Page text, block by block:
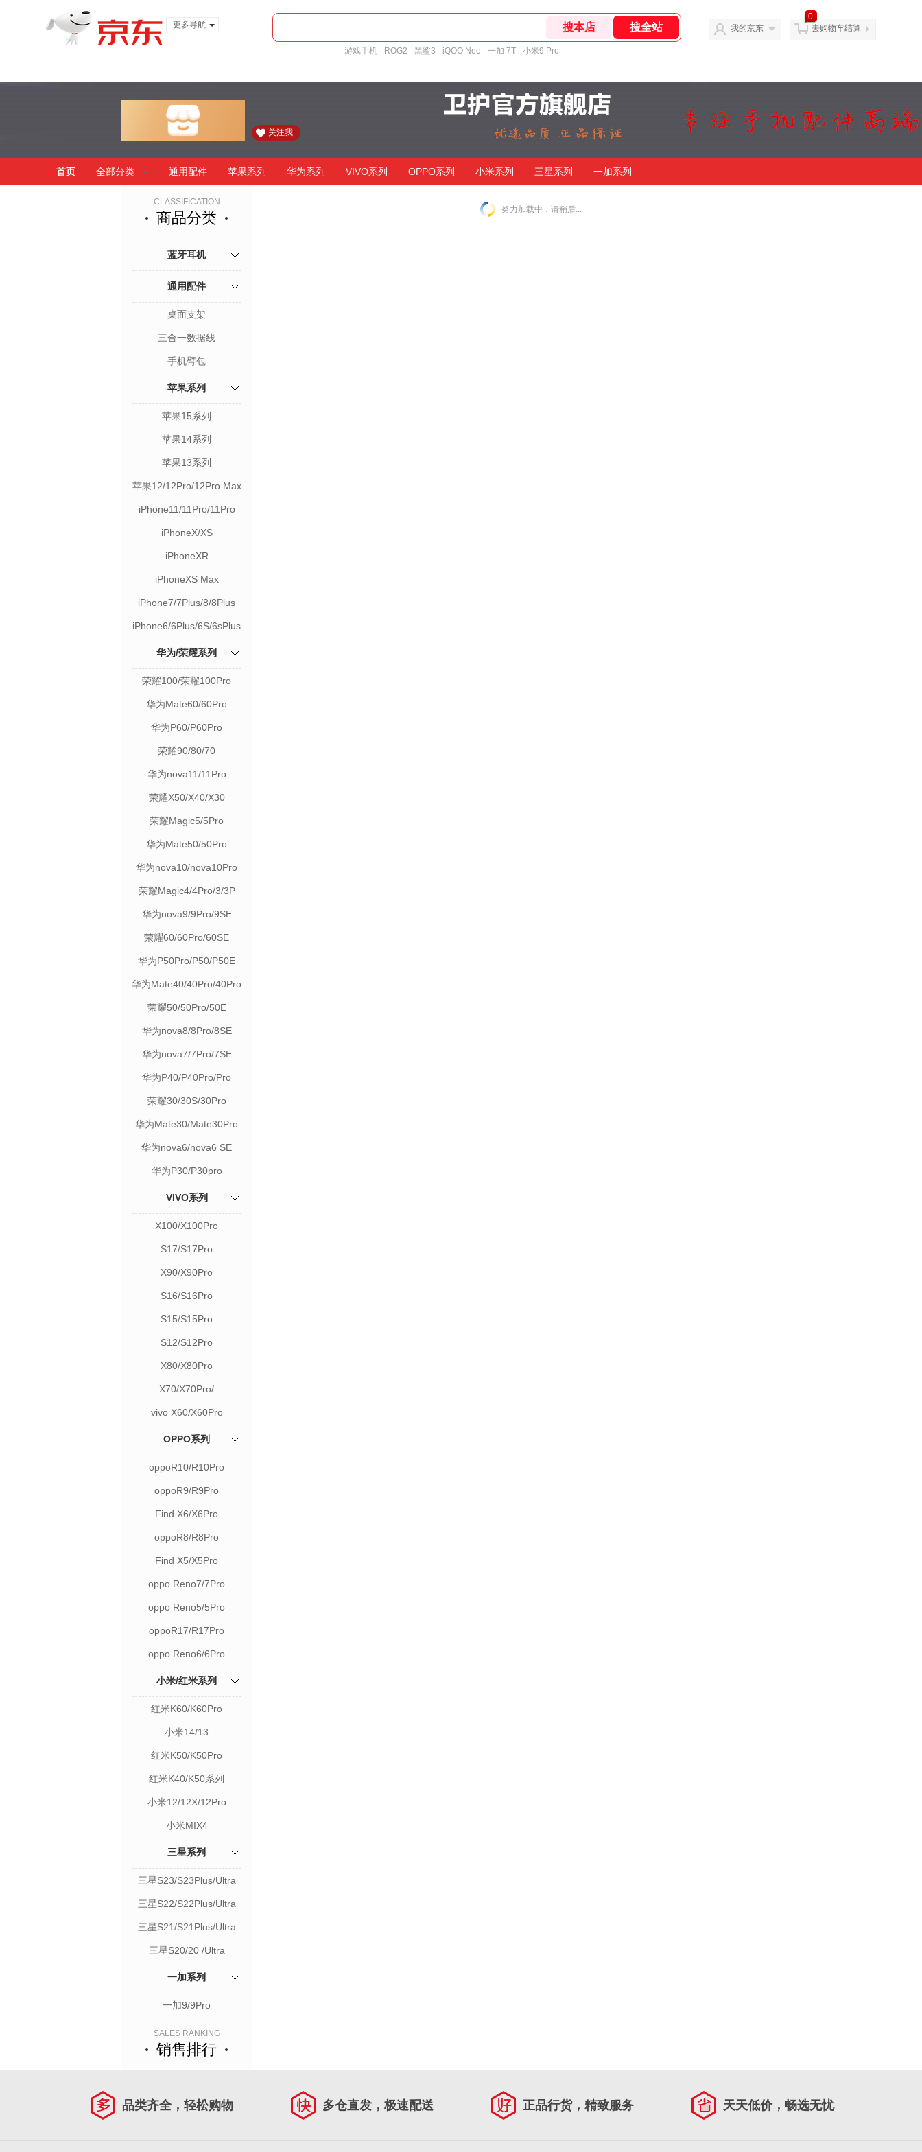
更多导航
游戏手机 ROG2 黑鲨3 iQOO Neo 一加 7T 小米9 Pro
我的京东
0
去购物车结算
关注我
首页 全部分类 通用配件 苹果系列 华为系列 VIVO系列 OPPO系列 小米系列 三星系列 一加系列
CLASSIFICATION
商品分类
蓝牙耳机
通用配件
桌面支架
三合一数据线
手机臂包
苹果系列
苹果15系列
苹果14系列
苹果13系列
苹果12/12Pro/12Pro Max
iPhone11/11Pro/11Pro
iPhoneX/XS
iPhoneXR
iPhoneXS Max
iPhone7/7Plus/8/8Plus
iPhone6/6Plus/6S/6sPlus
华为/荣耀系列
荣耀100/荣耀100Pro
华为Mate60/60Pro
华为P60/P60Pro
荣耀90/80/70
华为nova11/11Pro
荣耀X50/X40/X30
荣耀Magic5/5Pro
华为Mate50/50Pro
华为nova10/nova10Pro
荣耀Magic4/4Pro/3/3P
华为nova9/9Pro/9SE
荣耀60/60Pro/60SE
华为P50Pro/P50/P50E
华为Mate40/40Pro/40Pro
荣耀50/50Pro/50E
华为nova8/8Pro/8SE
华为nova7/7Pro/7SE
华为P40/P40Pro/Pro
荣耀30/30S/30Pro
华为Mate30/Mate30Pro
华为nova6/nova6 SE
华为P30/P30pro
VIVO系列
X100/X100Pro
S17/S17Pro
X90/X90Pro
S16/S16Pro
S15/S15Pro
S12/S12Pro
X80/X80Pro
X70/X70Pro/
vivo X60/X60Pro
OPPO系列
oppoR10/R10Pro
oppoR9/R9Pro
Find X6/X6Pro
oppoR8/R8Pro
Find X5/X5Pro
oppo Reno7/7Pro
oppo Reno5/5Pro
oppoR17/R17Pro
oppo Reno6/6Pro
小米/红米系列
红米K60/K60Pro
小米14/13
红米K50/K50Pro
红米K40/K50系列
小米12/12X/12Pro
小米MIX4
三星系列
三星S23/S23Plus/Ultra
三星S22/S22Plus/Ultra
三星S21/S21Plus/Ultra
三星S20/20 /Ultra
一加系列
一加9/9Pro
SALES RANKING
销售排行
努力加载中，请稍后...
品类齐全，轻松购物 多仓直发，极速配送 正品行货，精致服务 天天低价，畅选无忧